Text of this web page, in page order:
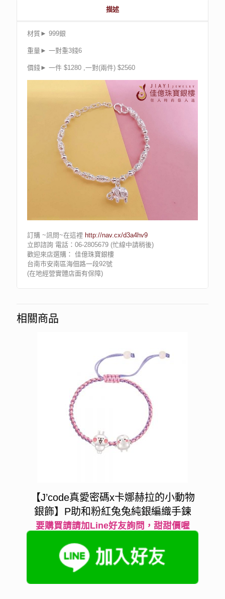
描述
材質► 999銀
重量► 一對重3錢6
價錢► 一件 $1280 ,一對(兩件) $2560
訂購 ~訊問~在這裡 http://nav.cx/d3a4hv9
立即諮詢 電話：06-2805679 (忙線中請稍後)
歡迎來店選購： 佳億珠寶銀樓
台南市安南區海佃路一段92號
(在地經營實體店面有保障)
相關商品
【J’code真愛密碼x卡娜赫拉的小動物
銀飾】P助和粉紅兔兔純銀編織手鍊
要購買請請加Line好友詢問，甜甜價喔